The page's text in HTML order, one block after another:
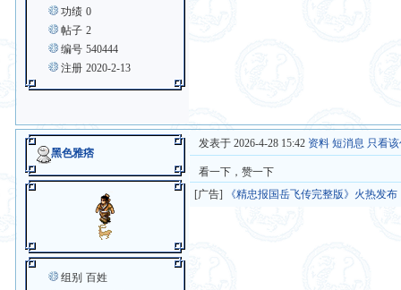
功绩 0
帖子 2
编号 540444
注册 2020-2-13
黑色雅痞
组别 百姓
发表于 2026-4-28 15:42 资料 短消息 只看
看一下，赞一下
[广告]
《精忠报国岳飞传完整版》火热发布